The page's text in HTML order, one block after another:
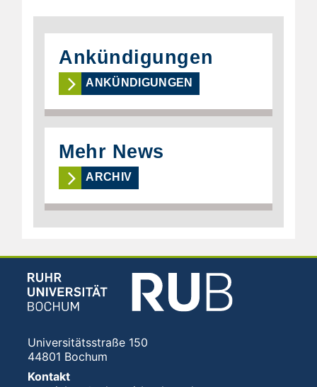
Ankündigungen
ANKÜNDIGUNGEN
Mehr News
ARCHIV
Universitätsstraße 150
44801 Bochum
Kontakt